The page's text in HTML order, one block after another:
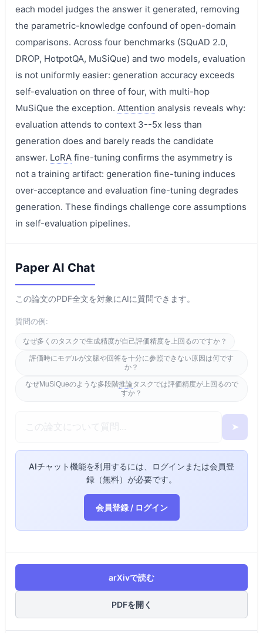
each model judges the answer it generated, removing
the parametric-knowledge confound of open-domain
comparisons. Across four benchmarks (SQuAD 2.0,
DROP, HotpotQA, MuSiQue) and two models, evaluation
is not uniformly easier: generation accuracy exceeds
self-evaluation on three of four, with multi-hop
MuSiQue the exception. Attention analysis reveals why:
evaluation attends to context 3--5x less than
generation does and barely reads the candidate
answer. LoRA fine-tuning confirms the asymmetry is
not a training artifact: generation fine-tuning induces
over-acceptance and evaluation fine-tuning degrades
generation. These findings challenge core assumptions
in self-evaluation pipelines.
Paper AI Chat
この論文のPDF全文を対象にAIに質問できます。
質問の例:
なぜ多くのタスクで生成精度が自己評価精度を上回るのですか？
評価時にモデルが文脈や回答を十分に参照できない原因は何です
か？
なぜMuSiQueのような多段階推論 タスクでは評価精度が上回るので
すか？
➤
AIチャット機能を利用するには、ログインまたは会員登
録（無料）が必要です。
会員登録 / ログイン
arXivで読む
PDFを開く